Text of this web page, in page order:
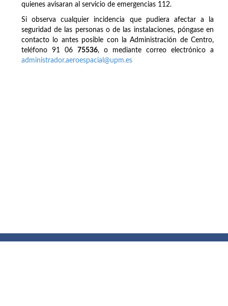
quienes avisaran al servicio de emergencias 112.
Si observa cualquier incidencia que pudiera afectar a la
seguridad de las personas o de las instalaciones, póngase en
contacto lo antes posible con la Administración de Centro,
teléfono 91 06 75536, o mediante correo electrónico a
administrador.aeroespacial@upm.es